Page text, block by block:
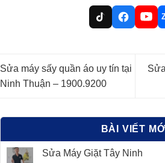
Sửa máy sấy quần áo uy tín tại
Ninh Thuận – 1900.9200
BÀI VIẾT MỚI
Sửa Máy Giặt Tây Ninh